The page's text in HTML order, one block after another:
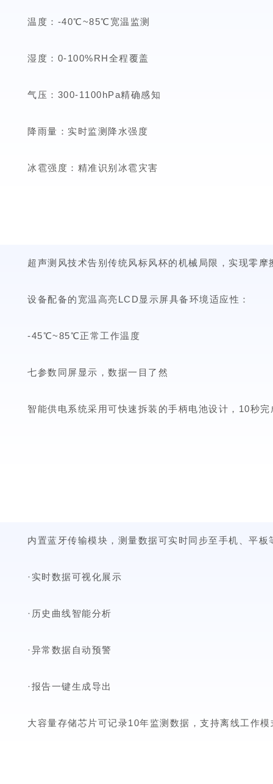
温度：-40℃~85℃宽温监测
湿度：0-100%RH全程覆盖
气压：300-1100hPa精确感知
降雨量：实时监测降水强度
冰雹强度：精准识别冰雹灾害
超声测风技术告别传统风标风杯的机械局限，实现零
设备配备的宽温高亮LCD显示屏具备环境适应性：
-45℃~85℃正常工作温度
七参数同屏显示，数据一目了然
智能供电系统采用可快速拆装的手柄电池设计，10秒
内置蓝牙传输模块，测量数据可实时同步至手机、平
·实时数据可视化展示
·历史曲线智能分析
·异常数据自动预警
·报告一键生成导出
大容量存储芯片可记录10年监测数据，支持离线工作